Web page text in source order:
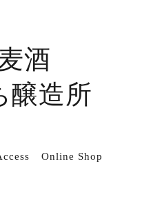
酒
醸造所
Online Shop